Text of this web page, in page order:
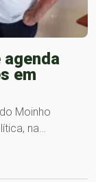
agenda
em
Moinho
na…